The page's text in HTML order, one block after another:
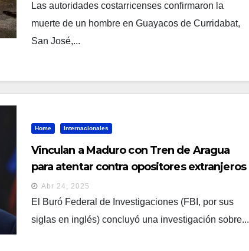
Las autoridades costarricenses confirmaron la
muerte de un hombre en Guayacos de Curridabat,
San José,...
Home Internacionales
Vinculan a Maduro con Tren de Aragua
para atentar contra opositores extranjeros
Abr 24, 2025
El Buró Federal de Investigaciones (FBI, por sus
siglas en inglés) concluyó una investigación sobre...